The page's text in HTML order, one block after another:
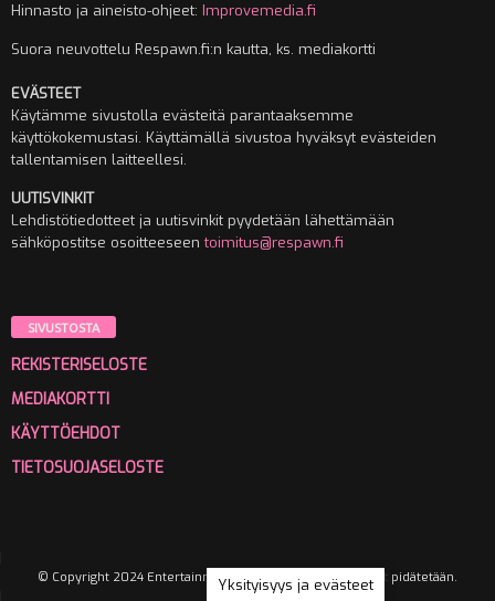
Hinnasto ja aineisto-ohjeet: Improvemedia.fi
Suora neuvottelu Respawn.fi:n kautta, ks. mediakortti
EVÄSTEET
Käytämme sivustolla evästeitä parantaaksemme
käyttökokemustasi. Käyttämällä sivustoa hyväksyt evästeiden
tallentamisen laitteellesi.
UUTISVINKIT
Lehdistötiedotteet ja uutisvinkit pyydetään lähettämään
sähköpostitse osoitteeseentoimitus@respawn.fi
SIVUSTOSTA
REKISTERISELOSTE
MEDIAKORTTI
KÄYTTÖEHDOT
TIETOSUOJASELOSTE
© Copyright 2024 Entertainment Media Oy. Kaikki oikeudet pidätetään.
Yksityisyys ja evästeet